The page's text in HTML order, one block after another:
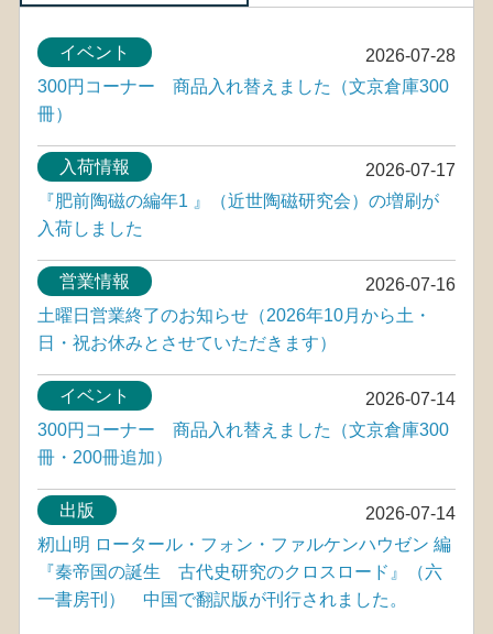
2026-07-28
イベント
300円コーナー 商品入れ替えました（文京倉庫300
冊）
2026-07-17
入荷情報
『肥前陶磁の編年1 』（近世陶磁研究会）の増刷が
入荷しました
2026-07-16
営業情報
土曜日営業終了のお知らせ（2026年10月から土・
日・祝お休みとさせていただきます）
2026-07-14
イベント
300円コーナー 商品入れ替えました（文京倉庫300
冊・200冊追加）
2026-07-14
出版
籾山明 ロータール・フォン・ファルケンハウゼン 編
『秦帝国の誕生 古代史研究のクロスロード』（六
一書房刊） 中国で翻訳版が刊行されました。